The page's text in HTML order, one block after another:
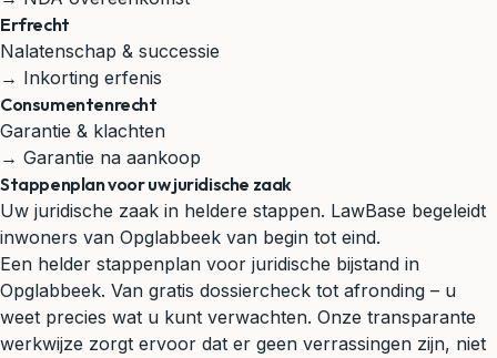
Erfrecht
Nalatenschap & successie
→ Inkorting erfenis
Consumentenrecht
Garantie & klachten
→ Garantie na aankoop
Stappenplan voor uw juridische zaak
Uw juridische zaak in heldere stappen. LawBase begeleidt
inwoners van Opglabbeek van begin tot eind.
Een helder stappenplan voor juridische bijstand in
Opglabbeek. Van gratis dossiercheck tot afronding – u
weet precies wat u kunt verwachten. Onze transparante
werkwijze zorgt ervoor dat er geen verrassingen zijn, niet